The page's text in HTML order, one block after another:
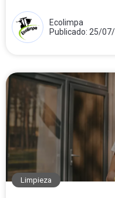
Ecolimpa
Publicado: 25/
Limpieza